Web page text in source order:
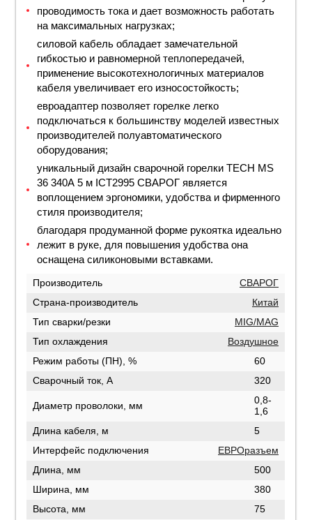
проводимость тока и дает возможность работать
на максимальных нагрузках;
силовой кабель обладает замечательной
гибкостью и равномерной теплопередачей,
применение высокотехнологичных материалов
кабеля увеличивает его износостойкость;
евроадаптер позволяет горелке легко
подключаться к большинству моделей известных
производителей полуавтоматического
оборудования;
уникальный дизайн сварочной горелки TECH MS
36 340А 5 м ICT2995 СВАРОГ является
воплощением эргономики, удобства и фирменного
стиля производителя;
благодаря продуманной форме рукоятка идеально
лежит в руке, для повышения удобства она
оснащена силиконовыми вставками.
Производитель
СВАРОГ
Страна-производитель
Китай
Тип сварки/резки
MIG/MAG
Тип охлаждения
Воздушное
Режим работы (ПН), %
60
Сварочный ток, А
320
Диаметр проволоки, мм
0,8-
1,6
Длина кабеля, м
5
Интерфейс подключения
ЕВРОразъем
Длина, мм
500
Ширина, мм
380
Высота, мм
75